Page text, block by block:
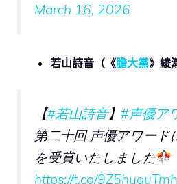
March 16, 2026
若山詩音（《膽大黨》綾
【#若山詩音】 #声優ア
第二十回 声優アワード
を受賞いたしました
https://t.co/9Z5huquTmh